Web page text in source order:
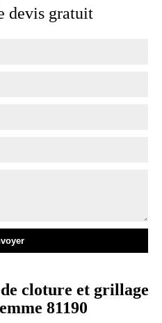
devis gratuit
cloture et grillage
81190